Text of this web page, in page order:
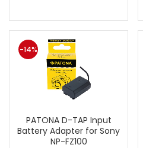
-14%
PATONA D-TAP Input
Battery Adapter for Sony
NP-FZ100